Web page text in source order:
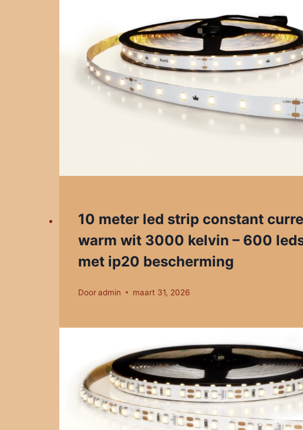
10 meter led strip constant
warm wit 3000 kelvin – 600
met ip20 bescherming
Door admin maart 31, 2026